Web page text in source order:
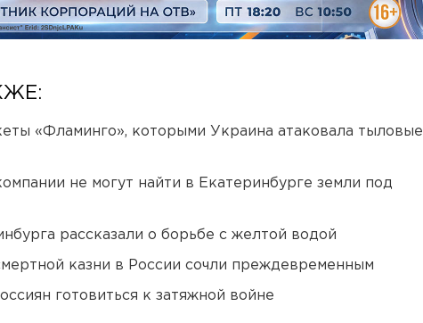
«Фламинго», которыми Украина атаковала тыловые
не могут найти в Екатеринбурге земли под
рассказали о борьбе с желтой водой
казни в России сочли преждевременным
готовиться к затяжной войне